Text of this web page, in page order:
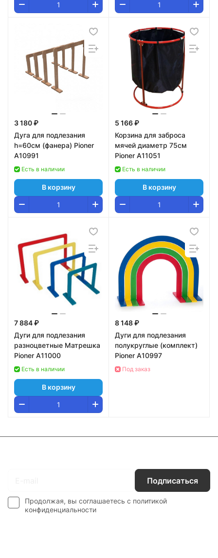
3 180 ₽
Дуга для подлезания
h=60см (фанера) Pioner
A10991
Есть в наличии
В корзину
5 166 ₽
Корзина для заброса
мячей диаметр 75см
Pioner A11051
Есть в наличии
В корзину
7 884 ₽
Дуги для подлезания
разноцветные Матрешка
Pioner A11000
Есть в наличии
В корзину
8 148 ₽
Дуги для подлезания
полукруглые (комплект)
Pioner A10997
Под заказ
Подписаться
Продолжая, вы соглашаетесь с политикой
конфиденциальности